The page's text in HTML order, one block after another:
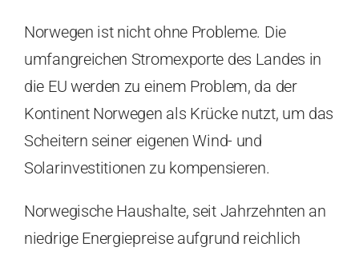
Norwegen ist nicht ohne Probleme. Die
umfangreichen Stromexporte des Landes in
die EU werden zu einem Problem, da der
Kontinent Norwegen als Krücke nutzt, um das
Scheitern seiner eigenen Wind- und
Solarinvestitionen zu kompensieren.
Norwegische Haushalte, seit Jahrzehnten an
niedrige Energiepreise aufgrund reichlich